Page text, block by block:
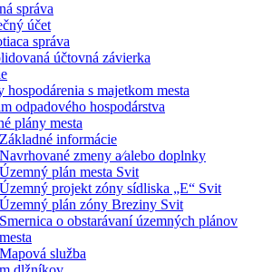
správa
účet
správa
účtovná závierka
hospodárenia s majetkom mesta
odpadového hospodárstva
plány mesta
Základné informácie
Navrhované zmeny a⁄alebo doplnky
Územný plán mesta Svit
Územný projekt zóny sídliska „E“ Svit
Územný plán zóny Breziny Svit
Smernica o obstarávaní územných plánov
mesta
Mapová služba